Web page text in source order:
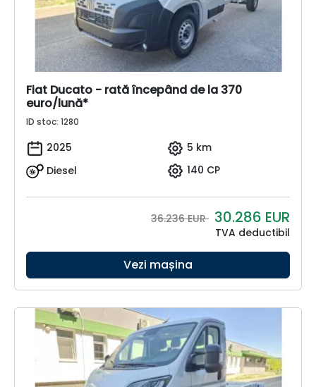
Fiat Ducato - rată începând de la 370
euro/lună*
ID stoc: 1280
2025
5 km
Diesel
140 CP
36.236 EUR 30.286 EUR
TVA deductibil
Vezi mașina